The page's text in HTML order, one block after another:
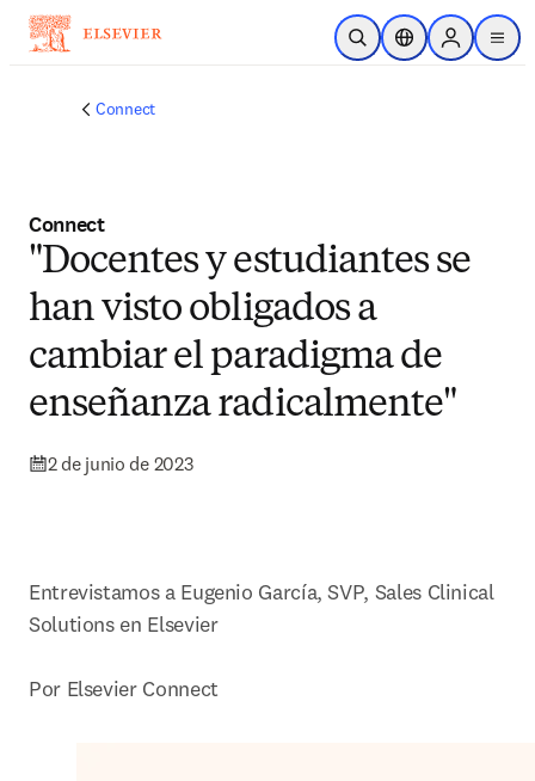
Saltar al contenido principal
Abrir búsqueda
Selector deSign in to
menu
Connect
Connect
"Docentes y estudiantes se
han visto obligados a
cambiar el paradigma de
enseñanza radicalmente"
2 de junio de 2023
Entrevistamos a Eugenio García, SVP, Sales Clinical
Solutions en Elsevier
Por Elsevier Connect